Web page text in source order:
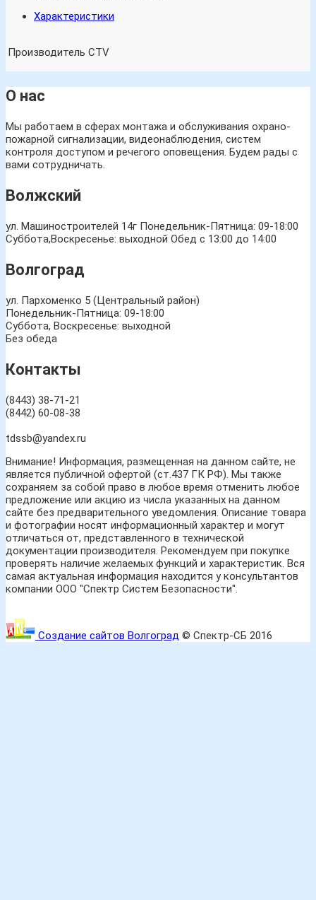
Характеристики
Производитель CTV
О нас
Мы работаем в сферах монтажа и обслуживания охрано-
пожарной сигнализации, видеонаблюдения, систем
контроля доступом и речегого оповещения. Будем рады с
вами сотрудничать.
Волжский
ул. Машиностроителей 14г Понедельник-Пятница: 09-18:00
Суббота,Воскресенье: выходной Обед с 13:00 до 14:00
Волгоград
ул. Пархоменко 5 (Центральный район)
Понедельник-Пятница: 09-18:00
Суббота, Воскресенье: выходной
Без обеда
Контакты
(8443) 38-71-21
(8442) 60-08-38
tdssb@yandex.ru
Внимание! Информация, размещенная на данном сайте, не
является публичной офертой (ст.437 ГК РФ). Мы также
сохраняем за собой право в любое время отменить любое
предложение или акцию из числа указанных на данном
сайте без предварительного уведомления. Описание товара
и фотографии носят информационный характер и могут
отличаться от, представленного в технической
документации производителя. Рекомендуем при покупке
проверять наличие желаемых функций и характеристик. Вся
самая актуальная информация находится у консультантов
компании ООО "Спектр Систем Безопасности".
Создание сайтов Волгоград © Спектр-СБ 2016